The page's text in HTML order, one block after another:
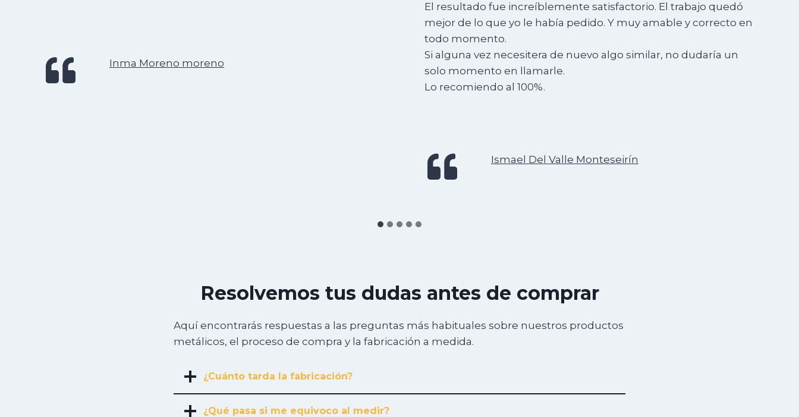
Inma Moreno moreno
El resultado fue increíblemente satisfactorio. El trabajo quedó
mejor de lo que yo le había pedido. Y muy amable y correcto en
todo momento.
Si alguna vez necesitera de nuevo algo similar, no dudaría un
solo momento en llamarle.
Lo recomiendo al 100%.
Ismael Del Valle Monteseirín
Resolvemos tus dudas antes de comprar
Aquí encontrarás respuestas a las preguntas más habituales sobre nuestros productos
metálicos, el proceso de compra y la fabricación a medida.
¿Cuánto tarda la fabricación?
¿Qué pasa si me equivoco al medir?